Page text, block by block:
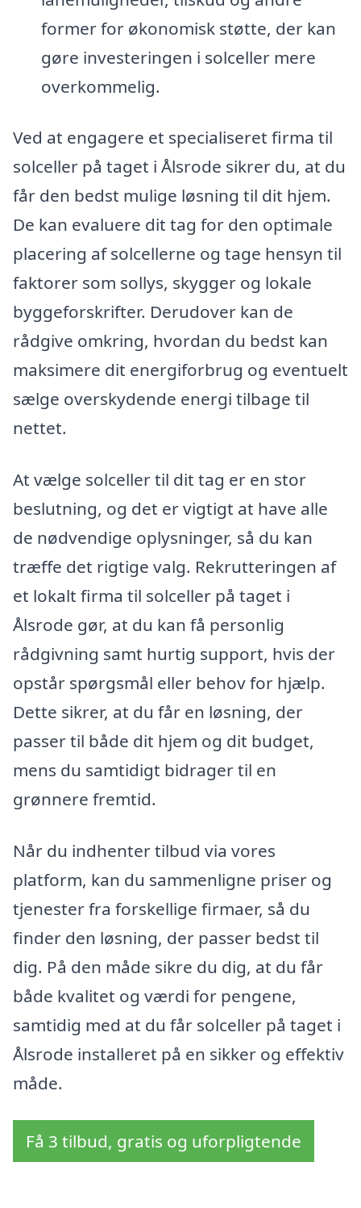
former for økonomisk støtte, der kan
gøre investeringen i solceller mere
overkommelig.
Ved at engagere et specialiseret firma til
solceller på taget i Ålsrode sikrer du, at du
får den bedst mulige løsning til dit hjem.
De kan evaluere dit tag for den optimale
placering af solcellerne og tage hensyn til
faktorer som sollys, skygger og lokale
byggeforskrifter. Derudover kan de
rådgive omkring, hvordan du bedst kan
maksimere dit energiforbrug og eventuelt
sælge overskydende energi tilbage til
nettet.
At vælge solceller til dit tag er en stor
beslutning, og det er vigtigt at have alle
de nødvendige oplysninger, så du kan
træffe det rigtige valg. Rekrutteringen af
et lokalt firma til solceller på taget i
Ålsrode gør, at du kan få personlig
rådgivning samt hurtig support, hvis der
opstår spørgsmål eller behov for hjælp.
Dette sikrer, at du får en løsning, der
passer til både dit hjem og dit budget,
mens du samtidigt bidrager til en
grønnere fremtid.
Når du indhenter tilbud via vores
platform, kan du sammenligne priser og
tjenester fra forskellige firmaer, så du
finder den løsning, der passer bedst til
dig. På den måde sikre du dig, at du får
både kvalitet og værdi for pengene,
samtidig med at du får solceller på taget i
Ålsrode installeret på en sikker og effektiv
måde.
Få 3 tilbud, gratis og uforpligtende